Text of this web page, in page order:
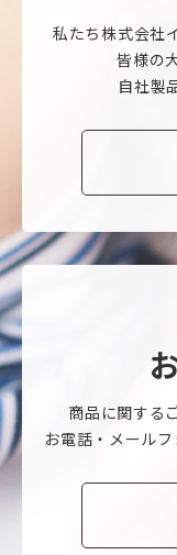
私たち株式会社
皆様の
自社製
商品に関する
お電話・メール